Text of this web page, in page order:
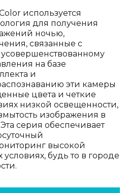
используется
для получения
ночью,
связанные с
на базе
и
эти камеры
цвета и четкие
низкой освещенности,
изображения в
серия обеспечивает
высокой
условиях, будь то в городе